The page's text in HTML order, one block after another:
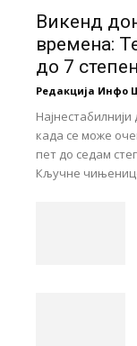
Викенд
времена:
до 7
Редакција Инфо
када се може
пет до седам
Кључне